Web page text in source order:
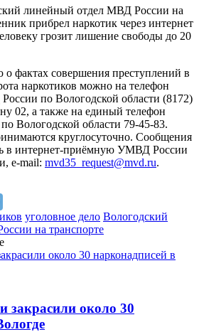
линейный отдел МВД России на
прибрел наркотик через интернет
грозит лишение свободы до 20
фактах совершения преступлений в
наркотиков можно на телефон
по Вологодской области (8172)
02, а также на единый телефон
Вологодской области 79-45-83.
круглосуточно. Сообщения
в интернет-приёмную УМВД России
e-mail: mvd35_request@mvd.ru.
уголовное дело Вологодский
на транспорте
около 30